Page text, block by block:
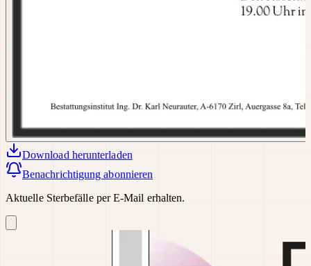
Download herunterladen
Benachrichtigung abonnieren
Aktuelle Sterbefälle per E-Mail erhalten.